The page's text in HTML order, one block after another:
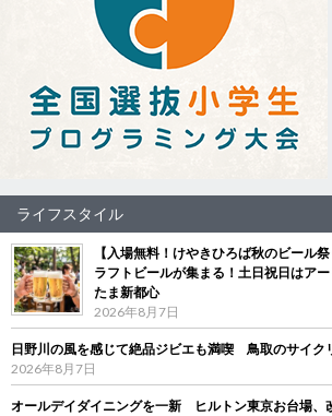
ライフスタイル
【入場無料！けやきひろば秋のビール
ラフトビールが集まる！土日祝日はア
たま新都心
2026年8月7日
日野川の風を感じて絶品ジビエも満喫 鳥取のサイク
2026年8月7日
オールデイダイニングを一新 ヒルトン東京お台場、